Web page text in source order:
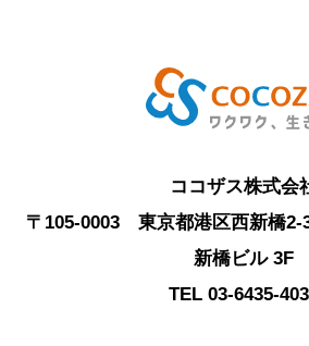
個人情報をご入力するに
注意事項
最適なご回答ができない
ます。
個人情報保護管理者
ココザス株式会
〒105-0003 東京都港区西新橋2-
新橋ビル 3F
TEL 03-6435-